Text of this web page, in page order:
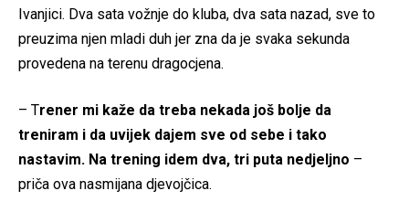
Ivanjici. Dva sata vožnje do kluba, dva sata nazad, sve to
preuzima njen mladi duh jer zna da je svaka sekunda
provedena na terenu dragocjena.
– Trener mi kaže da treba nekada još bolje da
treniram i da uvijek dajem sve od sebe i tako
nastavim. Na trening idem dva, tri puta nedjeljno –
priča ova nasmijana djevojčica.